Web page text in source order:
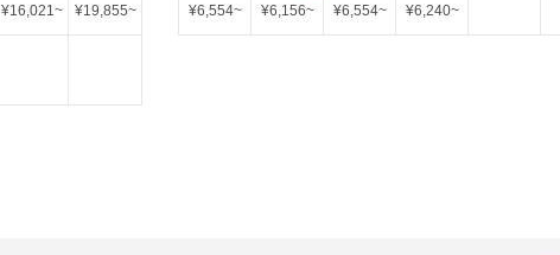
¥16,021~ ¥19,855~ ¥6,554~ ¥6,156~ ¥6,554~ ¥6,240~